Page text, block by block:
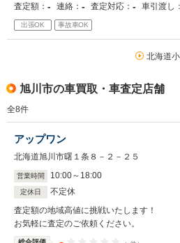
査定額： - 連絡： - 査定対応： - 車引渡し：
出張OK 事故車OK
北海道
旭川市の車買取・車査定店舗
全8件
アップワン
北海道旭川市曙１条８－２－２５
営業時間 10:00～ 18:00
定休日
不定休
査定額の地域高値に挑戦いたします！
お気軽に査定のご依頼ください。